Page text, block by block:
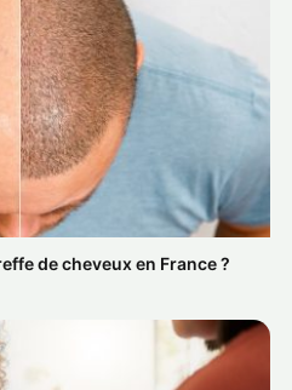
de cheveux en France ?